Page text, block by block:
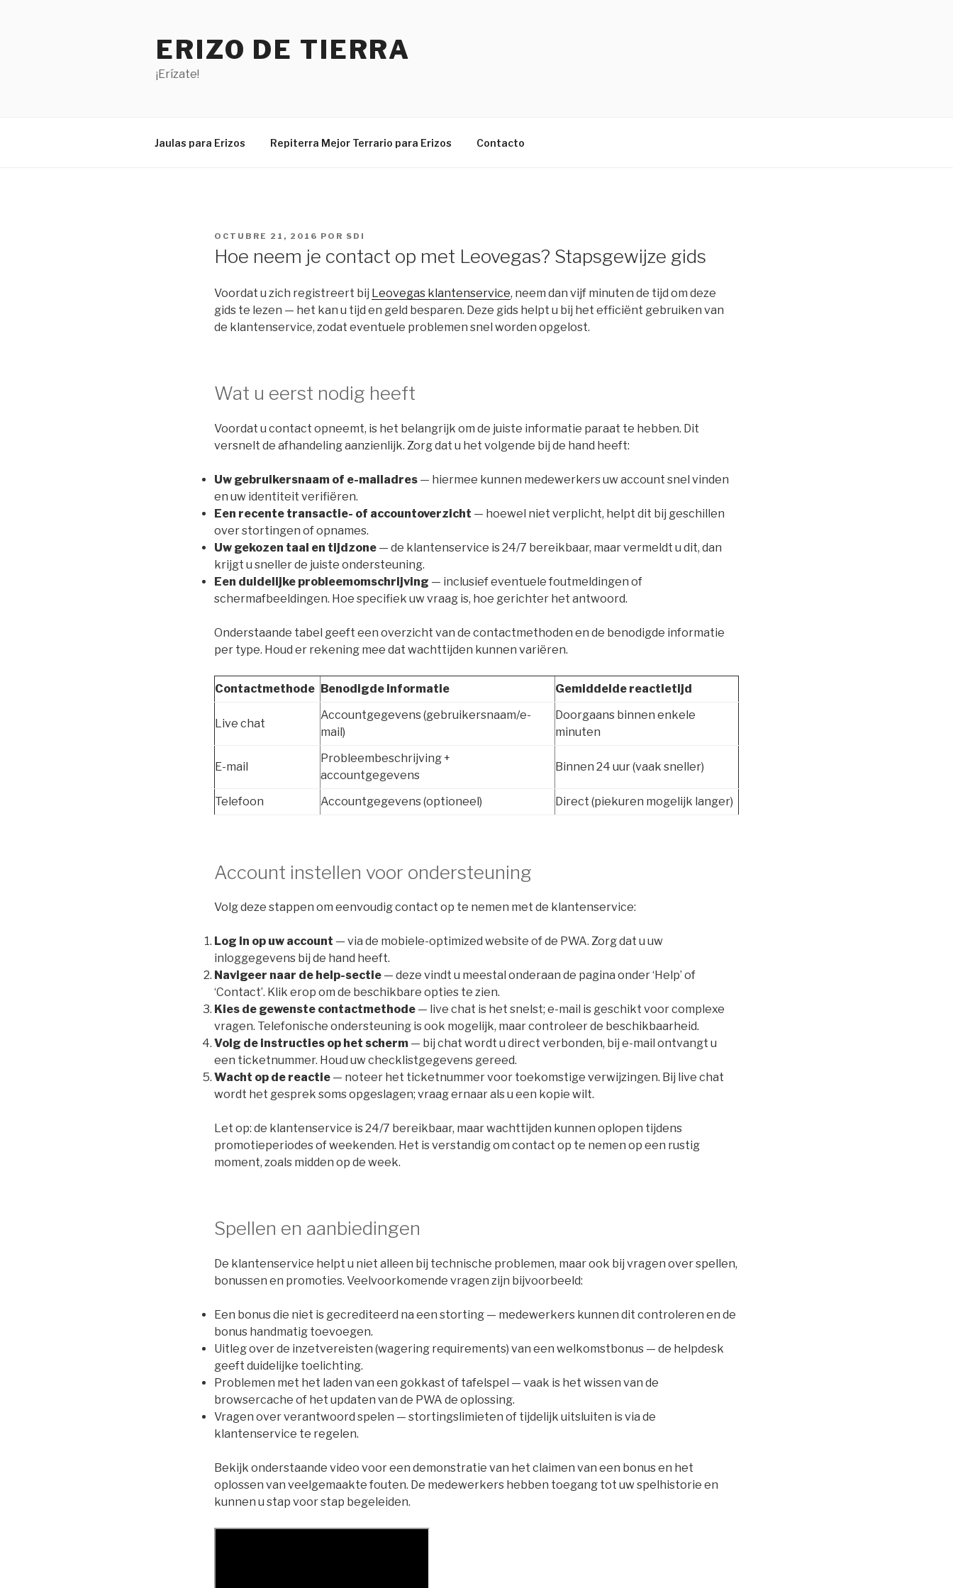
ERIZO DE TIERRA
¡Erízate!
Jaulas para Erizos Repiterra Mejor Terrario para Erizos Contacto
PUBLICADO
OCTUBRE 21, 2016 POR SDI
Hoe neem je contact op met Leovegas? Stapsgewijze gids
Voordat u zich registreert bij Leovegas klantenservice, neem dan vijf minuten de tijd om deze
gids te lezen — het kan u tijd en geld besparen. Deze gids helpt u bij het efficiënt gebruiken van
de klantenservice, zodat eventuele problemen snel worden opgelost.
Wat u eerst nodig heeft
Voordat u contact opneemt, is het belangrijk om de juiste informatie paraat te hebben. Dit
versnelt de afhandeling aanzienlijk. Zorg dat u het volgende bij de hand heeft:
Uw gebruikersnaam of e-mailadres — hiermee kunnen medewerkers uw account snel vinden
en uw identiteit verifiëren.
Een recente transactie- of accountoverzicht — hoewel niet verplicht, helpt dit bij geschillen
over stortingen of opnames.
Uw gekozen taal en tijdzone — de klantenservice is 24/7 bereikbaar, maar vermeldt u dit, dan
krijgt u sneller de juiste ondersteuning.
Een duidelijke probleemomschrijving — inclusief eventuele foutmeldingen of
schermafbeeldingen. Hoe specifiek uw vraag is, hoe gerichter het antwoord.
Onderstaande tabel geeft een overzicht van de contactmethoden en de benodigde informatie
per type. Houd er rekening mee dat wachttijden kunnen variëren.
Contactmethode Benodigde informatie Gemiddelde reactietijd
Live chat
Accountgegevens (gebruikersnaam/e-
mail)
Doorgaans binnen enkele
minuten
E-mail
Probleembeschrijving +
accountgegevens
Binnen 24 uur (vaak sneller)
Telefoon Accountgegevens (optioneel) Direct (piekuren mogelijk langer)
Account instellen voor ondersteuning
Volg deze stappen om eenvoudig contact op te nemen met de klantenservice:
Log in op uw account — via de mobiele-optimized website of de PWA. Zorg dat u uw
inloggegevens bij de hand heeft.
Navigeer naar de help-sectie — deze vindt u meestal onderaan de pagina onder ‘Help’ of
‘Contact’. Klik erop om de beschikbare opties te zien.
Kies de gewenste contactmethode — live chat is het snelst; e-mail is geschikt voor complexe
vragen. Telefonische ondersteuning is ook mogelijk, maar controleer de beschikbaarheid.
Volg de instructies op het scherm — bij chat wordt u direct verbonden, bij e-mail ontvangt u
een ticketnummer. Houd uw checklistgegevens gereed.
Wacht op de reactie — noteer het ticketnummer voor toekomstige verwijzingen. Bij live chat
wordt het gesprek soms opgeslagen; vraag ernaar als u een kopie wilt.
Let op: de klantenservice is 24/7 bereikbaar, maar wachttijden kunnen oplopen tijdens
promotieperiodes of weekenden. Het is verstandig om contact op te nemen op een rustig
moment, zoals midden op de week.
Spellen en aanbiedingen
De klantenservice helpt u niet alleen bij technische problemen, maar ook bij vragen over spellen,
bonussen en promoties. Veelvoorkomende vragen zijn bijvoorbeeld:
Een bonus die niet is gecrediteerd na een storting — medewerkers kunnen dit controleren en de
bonus handmatig toevoegen.
Uitleg over de inzetvereisten (wagering requirements) van een welkomstbonus — de helpdesk
geeft duidelijke toelichting.
Problemen met het laden van een gokkast of tafelspel — vaak is het wissen van de
browsercache of het updaten van de PWA de oplossing.
Vragen over verantwoord spelen — stortingslimieten of tijdelijk uitsluiten is via de
klantenservice te regelen.
Bekijk onderstaande video voor een demonstratie van het claimen van een bonus en het
oplossen van veelgemaakte fouten. De medewerkers hebben toegang tot uw spelhistorie en
kunnen u stap voor stap begeleiden.